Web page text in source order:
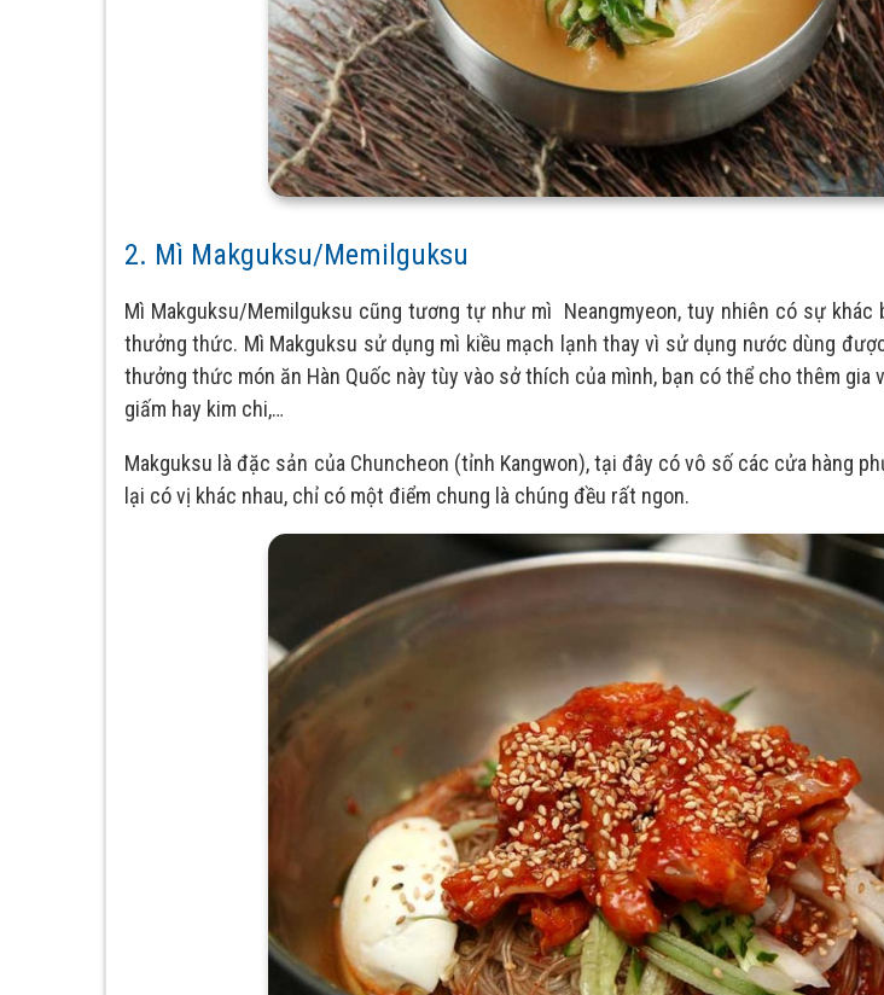
2. Mì Makguksu/Memilguksu
Mì Makguksu/Memilguksu cũng tương tự như mì Neangmyeon, tuy nhiên có sự khác
thưởng thức. Mì Makguksu sử dụng mì kiều mạch lạnh thay vì sử dụng nước dùng
thưởng thức món ăn Hàn Quốc này tùy vào sở thích của mình, bạn có thể cho thêm gia
giấm hay kim chi,…
Makguksu là đặc sản của Chuncheon (tỉnh Kangwon), tại đây có vô số các cửa hàng
lại có vị khác nhau, chỉ có một điểm chung là chúng đều rất ngon.